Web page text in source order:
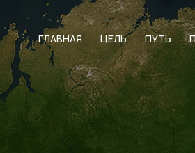
ГЛАВНАЯ ЦЕЛЬ ПУТЬ